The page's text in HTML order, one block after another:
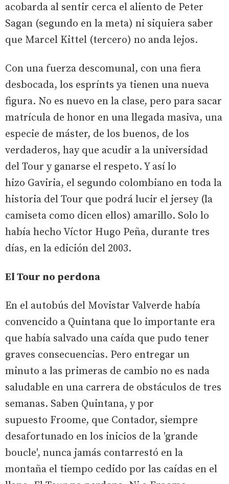
acobarda al sentir cerca el aliento de Peter
Sagan (segundo en la meta) ni siquiera saber
que Marcel Kittel (tercero) no anda lejos.
Con una fuerza descomunal, con una fiera
desbocada, los esprínts ya tienen una nueva
figura. No es nuevo en la clase, pero para sacar
matrícula de honor en una llegada masiva, una
especie de máster, de los buenos, de los
verdaderos, hay que acudir a la universidad
del Tour y ganarse el respeto. Y así lo
hizo Gaviria, el segundo colombiano en toda la
historia del Tour que podrá lucir el jersey (la
camiseta como dicen ellos) amarillo. Solo lo
había hecho Víctor Hugo Peña, durante tres
días, en la edición del 2003.
El Tour no perdona
En el autobús del Movistar Valverde había
convencido a Quintana que lo importante era
que había salvado una caída que pudo tener
graves consecuencias. Pero entregar un
minuto a las primeras de cambio no es nada
saludable en una carrera de obstáculos de tres
semanas. Saben Quintana, y por
supuesto Froome, que Contador, siempre
desafortunado en los inicios de la 'grande
boucle', nunca jamás contarrestó en la
montaña el tiempo cedido por las caídas en el